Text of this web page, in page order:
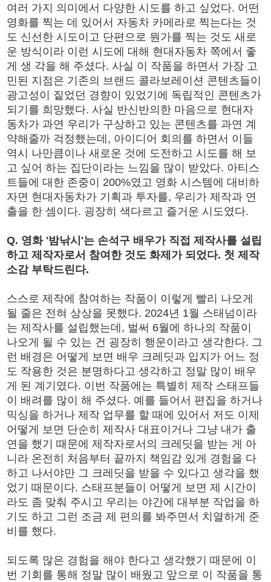
여러 가지 의미에서 다양한 시도를 하고 싶었다. 어떤
영화를 찍는 데 있어서 자동차 카메라로 찍는다는 것
도 신선한 시도이고 단편으로 뭔가를 찍는 것도 새로
운 방식이라 이런 시도에 대해 현대자동차 쪽에서 좋
게 생 각을 해 주셨다. 사실 이 작품을 하면서 가장 고
민된 지점은 기존의 브랜드 콜라보레이션 콘텐츠들이
광고성이 짙었던 경향이 있었기에 독립적인 콘텐츠가
되기를 희망했다. 사실 반신반의한 마음으로 현대자
동차가 과연 우리가 구상하고 있는 콘텐츠를 과연 계
약해줄까 걱정했는데, 아이디어 회의를 하면서 이들
역시 나만큼이나 새로운 것에 도전하고 시도를 해 보
고 싶어 하는 집단이라는 느낌을 많이 받았다. 아티스
트들에 대한 존중이 200%였고 영화 시스템에 대비하
자면 현대자동차가 기획과 투자를, 우리가 제작과 연
출을 한 셈이다. 굉장히 색다르고 즐거운 시도였다.
Q. 영화 '밤낚시'는 손석구 배우가 직접 제작사를 설립
하고 제작자로서 참여한 것도 화제가 되었다. 첫 제작
소감 부탁드린다.
스스로 제작에 참여하는 작품이 이렇게 빨리 나오게
될 줄은 전혀 상상을 못했다. 2024년 1월 스태넘이라
는 제작사를 설립했는데, 벌써 6월에 하나의 작품이
나오게 될 수 있는 건 굉장히 행운이라고 생각한다. 그
런 배경은 어떻게 보면 배우 크레딧과 입지가 어느 정
도 작용한 것은 분명하다고 생각하고 정말 많이 배우
게 된 계기였다. 이번 작품에는 특별히 제작 스태프들
이 배려를 많이 해 주셨다. 예를 들어서 편집을 하거나
믹싱을 하거나 제작 업무를 할 때에 있어서 저도 이제
어떻게 보면 단순히 제작사 대표이거나 그냥 내가 출
연을 했기 때문에 제작자로서의 크레딧을 받는 게 아
니라 온전히 처음부터 끝까지 책임감 있게 경험을 다
하고 나서야만 그 크레딧을 받을 수 있다고 생각을 했
었기 때문이다. 스태프분들이 어떻게 보면 제 시간이
라도 좀 맞춰 주시고 우리는 야간에 대부분 작업을 하
기도 하고 그런 조금 제 편의를 봐주면서 치열하게 준
비를 했다.
되도록 많은 경험을 해야 한다고 생각했기 때문에 이
번 기회를 통해 정말 많이 배웠고 앞으로 이 작품을 통